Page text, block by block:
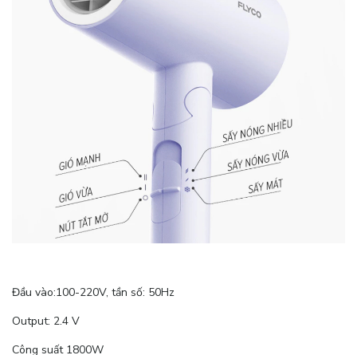
Đầu vào:100-220V, tần số: 50Hz
Output: 2.4 V
Công suất 1800W